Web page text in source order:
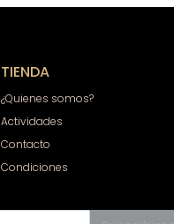
TIENDA
¿Quienes somos?
Actividades
Contacto
Condiciones